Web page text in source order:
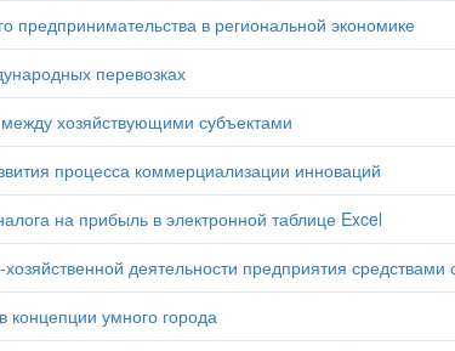
предпринимательства в региональной экономике
перевозках
хозяйствующими субъектами
процесса коммерциализации инноваций
на прибыль в электронной таблице Excel
деятельности предприятия
концепции умного города